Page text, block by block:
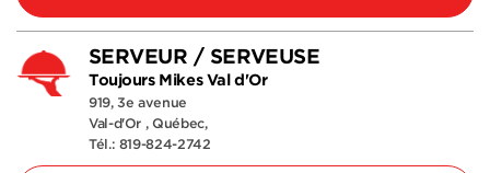
SERVEUR / SERVEUSE
Toujours Mikes Val d'Or
919, 3e avenue
Val-d'Or , Québec,
Tél.: 819-824-2742